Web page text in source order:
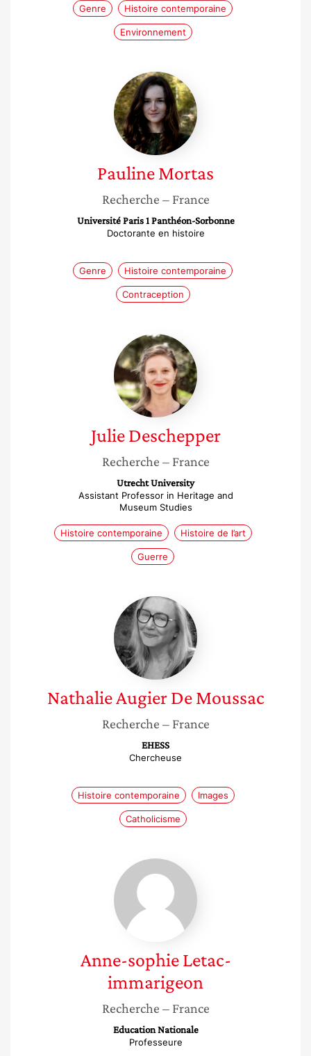
Genre Histoire contemporaine
Environnement
Pauline
Mortas
PaulineMortas
Recherche – France
Université Paris 1 Panthéon-Sorbonne
Doctorante en histoire
Genre Histoire contemporaine
Contraception
Julie
Deschepper
Julie Deschepper
Recherche – France
Utrecht University
Assistant Professor in Heritage and
Museum Studies
Histoire contemporaine Histoire de l’art
Guerre
Nathalie
Augier
De
Moussac
NathalieAugier De Moussac
Recherche – France
EHESS
Chercheuse
Histoire contemporaine Images
Catholicisme
Anne-
sophie
Letac-
immarigeon
Anne-sophie Letac-
immarigeon
Recherche – France
Education Nationale
Professeure